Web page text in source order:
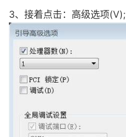
3、接着点击：高级选项(V);